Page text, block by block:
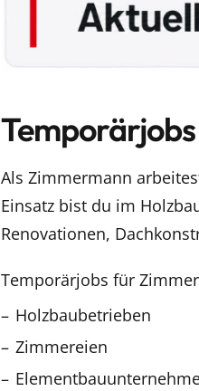
Als Zimmermann
Einsatz bist du im
Renovationen,
Temporärjobs für
Holzbaubetrieben
Zimmereien